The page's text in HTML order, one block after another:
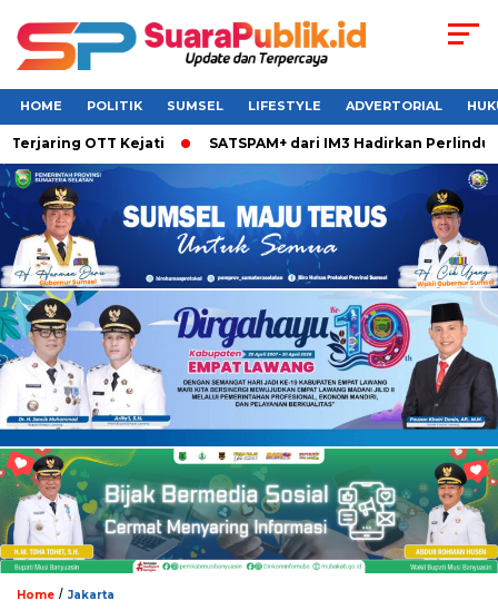
HOME POLITIK SUMSEL LIFESTYLE ADVERTORIAL
OTT Kejati SATSPAM+ dari IM3 Hadirkan
Home / Jakarta